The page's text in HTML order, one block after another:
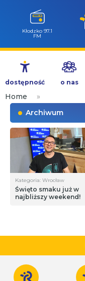
Przejdź
treści
Kłodzko 97.1
FM
dostępność o nas
Home
»
Archiwum
Kategoria: Wrocław
Święto smaku już w
najbliższy weekend!